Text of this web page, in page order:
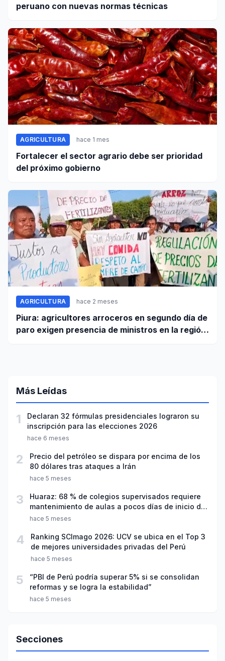
peruano con nuevas normas técnicas
AGRICULTURA hace 1 mes
Fortalecer el sector agrario debe ser prioridad
del próximo gobierno
AGRICULTURA hace 2 meses
Piura: agricultores arroceros en segundo día de
paro exigen presencia de ministros en la región
Más Leídas
1
Declaran 32 fórmulas presidenciales lograron su
inscripción para las elecciones 2026
hace 6 meses
2
Precio del petróleo se dispara por encima de los
80 dólares tras ataques a Irán
hace 5 meses
3
Huaraz: 68 % de colegios supervisados requiere
mantenimiento de aulas a pocos días de inicio del
año escolar 2026
hace 5 meses
4
Ranking SCImago 2026: UCV se ubica en el Top 3
de mejores universidades privadas del Perú
hace 5 meses
5
“PBI de Perú podría superar 5% si se consolidan
reformas y se logra la estabilidad”
hace 5 meses
Secciones